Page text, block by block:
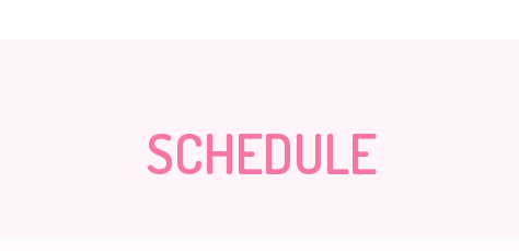
SCHEDULE